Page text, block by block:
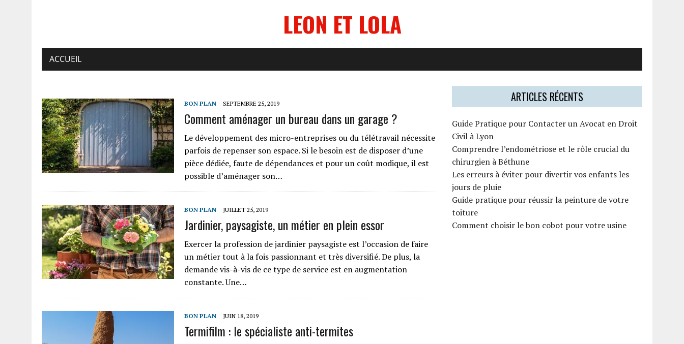
LEON ET LOLA
ACCUEIL
BON PLAN SEPTEMBRE 25, 2019
Comment aménager un bureau dans un garage ?
Le développement des micro-entreprises ou du télétravail nécessite
parfois de repenser son espace. Si le besoin est de disposer d’une
pièce dédiée, faute de dépendances et pour un coût modique, il est
possible d’aménager son…
BON PLAN JUILLET 25, 2019
Jardinier, paysagiste, un métier en plein essor
Exercer la profession de jardinier paysagiste est l’occasion de faire
un métier tout à la fois passionnant et très diversifié. De plus, la
demande vis-à-vis de ce type de service est en augmentation
constante. Une…
BON PLAN JUIN 18, 2019
Termifilm : le spécialiste anti-termites
ARTICLES RÉCENTS
Guide Pratique pour Contacter un Avocat en Droit
Civil à Lyon
Comprendre l’endométriose et le rôle crucial du
chirurgien à Béthune
Les erreurs à éviter pour divertir vos enfants les
jours de pluie
Guide pratique pour réussir la peinture de votre
toiture
Comment choisir le bon cobot pour votre usine